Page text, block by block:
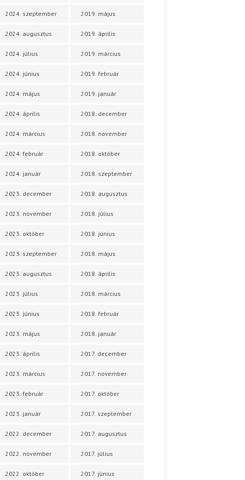
2024. szeptember
2024. augusztus
2024. július
2024. június
2024. május
2024. április
2024. március
2024. február
2024. január
2023. december
2023. november
2023. október
2023. szeptember
2023. augusztus
2023. július
2023. június
2023. május
2023. április
2023. március
2023. február
2023. január
2022. december
2022. november
2022. október
2019. május
2019. április
2019. március
2019. február
2019. január
2018. december
2018. november
2018. október
2018. szeptember
2018. augusztus
2018. július
2018. június
2018. május
2018. április
2018. március
2018. február
2018. január
2017. december
2017. november
2017. október
2017. szeptember
2017. augusztus
2017. július
2017. június